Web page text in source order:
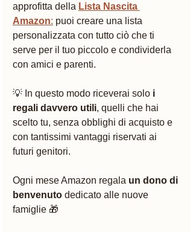
approfitta della Lista Nascita
Amazon: puoi creare una lista
personalizzata con tutto ciò che ti
serve per il tuo piccolo e condividerla
con amici e parenti.
💡 In questo modo riceverai solo i
regali davvero utili, quelli che hai
scelto tu, senza obblighi di acquisto e
con tantissimi vantaggi riservati ai
futuri genitori.
Ogni mese Amazon regala un dono di
benvenuto dedicato alle nuove
famiglie 🎁